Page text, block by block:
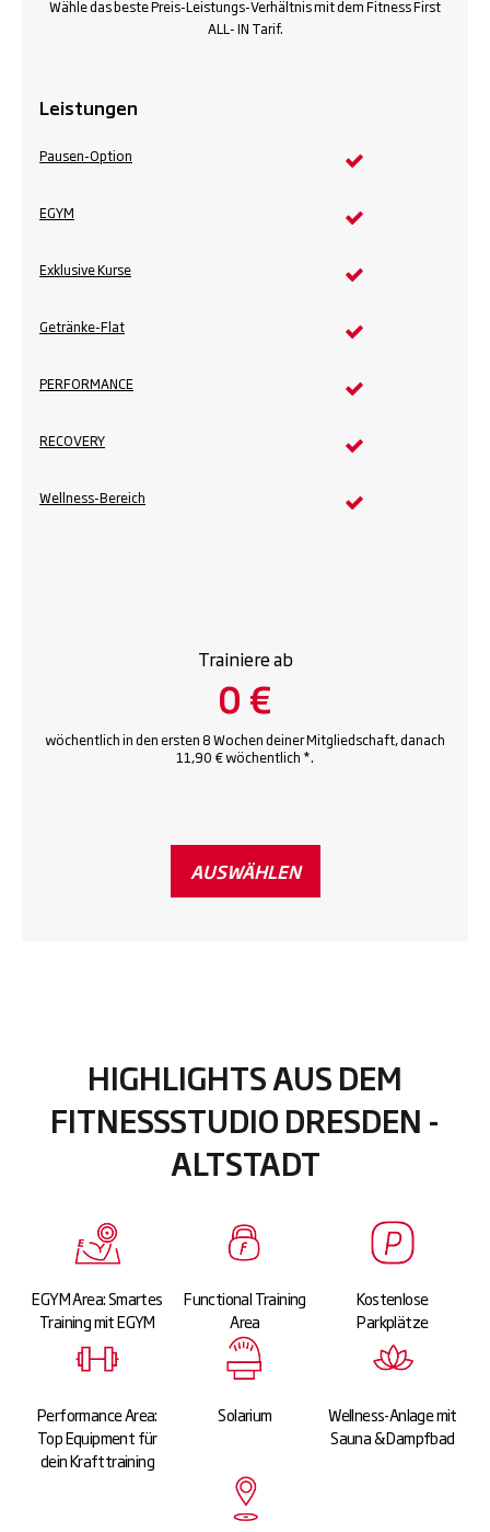
Wähle das beste Preis-Leistungs-Verhältnis mit dem Fitness First
ALL- IN Tarif.
Leistungen
Pausen-Option
EGYM
Exklusive Kurse
Getränke-Flat
PERFORMANCE
RECOVERY
Wellness-Bereich
Trainiere ab
0 €
wöchentlich in den ersten 8 Wochen deiner Mitgliedschaft, danach
11,90 € wöchentlich *.
AUSWÄHLEN
HIGHLIGHTS AUS DEM
FITNESSSTUDIO DRESDEN -
ALTSTADT
EGYM Area: Smartes
Training mit EGYM
Functional Training
Area
Kostenlose
Parkplätze
Performance Area:
Top Equipment für
dein Krafttraining
Solarium
Wellness-Anlage mit
Sauna & Dampfbad